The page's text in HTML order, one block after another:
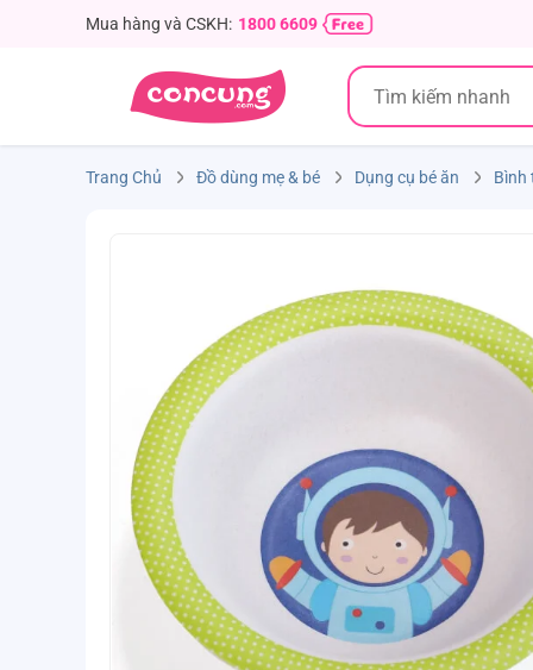
Mua hàng và CSKH: 1800 6609
Trang Chủ Đồ dùng mẹ & bé Dụng cụ bé ăn Bình